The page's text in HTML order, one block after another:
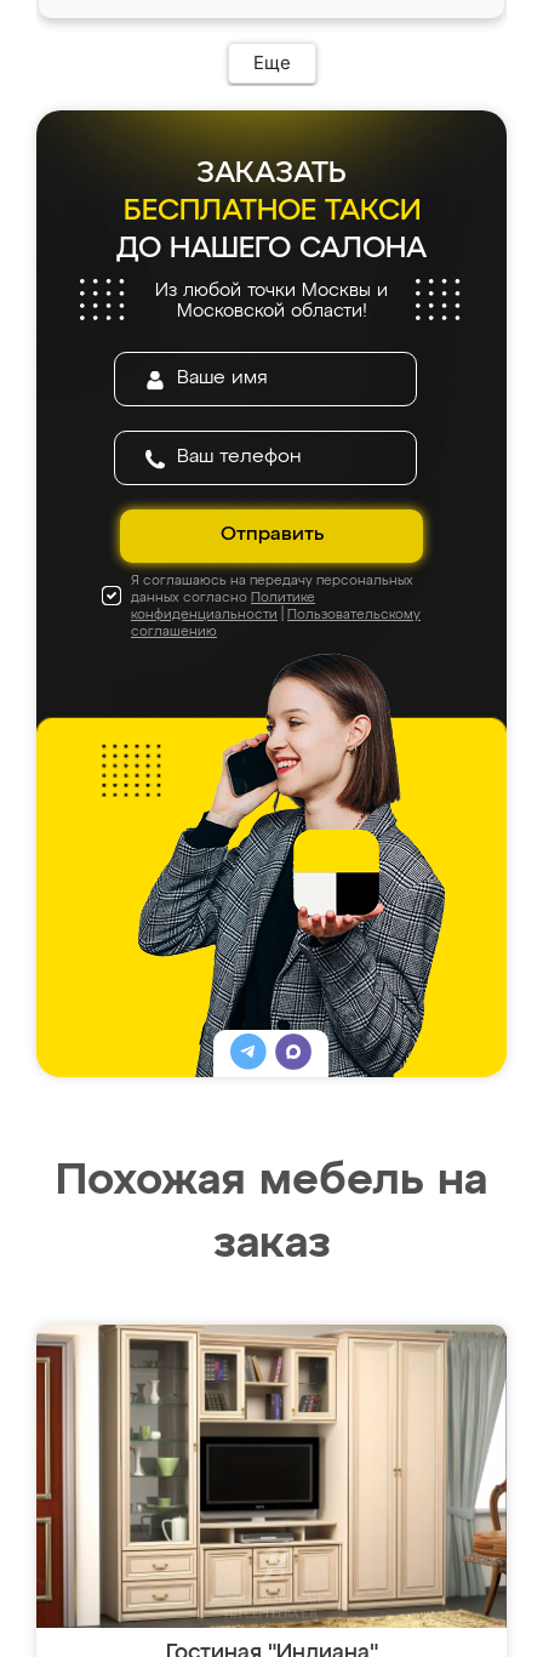
Еще
ЗАКАЗАТЬ
БЕСПЛАТНОЕ ТАКСИ
ДО НАШЕГО САЛОНА
Из любой точки Москвы и
Московской области!
Отправить
Я соглашаюсь на передачу персональных
данных согласно Политике
конфиденциальности
Пользовательскому
соглашению
Похожая мебель на
заказ